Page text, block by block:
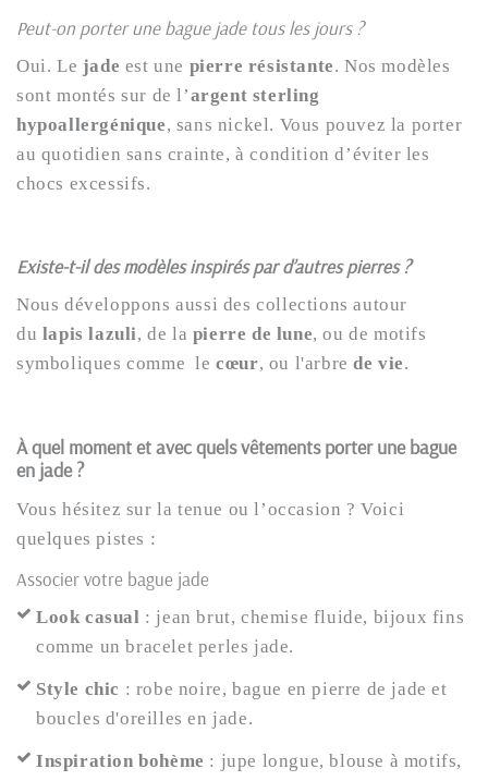
Peut-on porter une bague jade tous les jours ?
Oui. Le jade est une pierre résistante. Nos modèles
sont montés sur de l’argent sterling
hypoallergénique, sans nickel. Vous pouvez la porter
au quotidien sans crainte, à condition d’éviter les
chocs excessifs.
Existe-t-il des modèles inspirés par d’autres pierres ?
Nous développons aussi des collections autour
du lapis lazuli, de la pierre de lune, ou de motifs
symboliques comme lecœur, ou l'arbre de vie.
À quel moment et avec quels vêtements porter une bague
en jade ?
Vous hésitez sur la tenue ou l’occasion ? Voici
quelques pistes :
Associer votre bague jade
Look casual : jean brut, chemise fluide, bijoux fins
comme un bracelet perles jade.
Style chic : robe noire, bague en pierre de jade et
boucles d'oreilles en jade.
Inspiration bohème : jupe longue, blouse à motifs,